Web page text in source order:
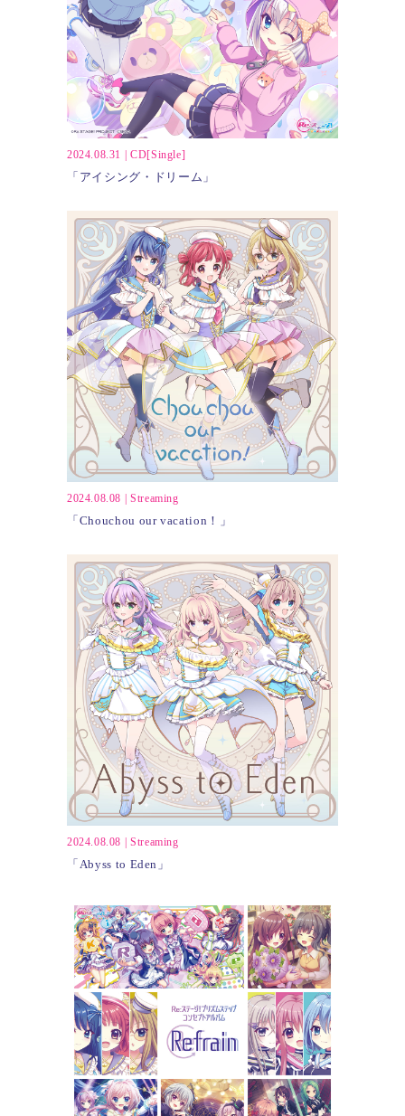
2024.08.31 CD[Single]
「アイシング・ドリーム」
2024.08.08 Streaming
「Chouchou our vacation！」
2024.08.08 Streaming
「Abyss to Eden」